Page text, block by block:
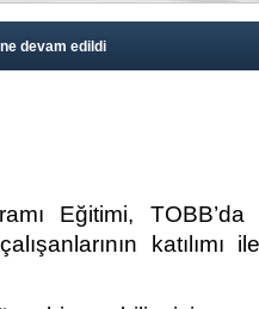
devam edildi
Eğitimi,
katılımı